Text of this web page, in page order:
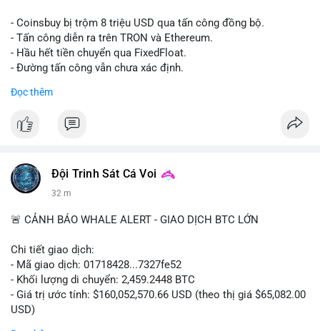
- Coinsbuy bị trộm 8 triệu USD qua tấn công đồng bộ.
- Tấn công diễn ra trên TRON và Ethereum.
- Hầu hết tiền chuyển qua FixedFloat.
- Đường tấn công vẫn chưa xác định.
#binancesquare
$trx $eth
📰 Nguồn: CoinDesk
Đọc thêm
Đội Trinh Sát Cá Voi
32 m
🚨 CẢNH BÁO WHALE ALERT - GIAO DỊCH BTC LỚN
Chi tiết giao dịch:
- Mã giao dịch: 01718428...7327fe52
- Khối lượng di chuyển: 2,459.2448 BTC
- Giá trị ước tính: $160,052,570.66 USD (theo thị giá $65,082.00
USD)